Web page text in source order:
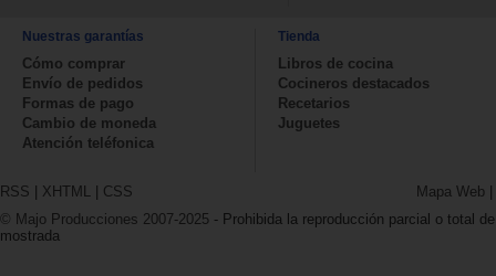
Nuestras garantías
Cómo comprar
Envío de pedidos
Formas de pago
Cambio de moneda
Atención teléfonica
Tienda
Libros de cocina
Cocineros destacados
Recetarios
Juguetes
RSS | XHTML | CSS Mapa Web |
© Majo Producciones 2007-2025 - Prohibida la reproducción parcial o total
mostrada